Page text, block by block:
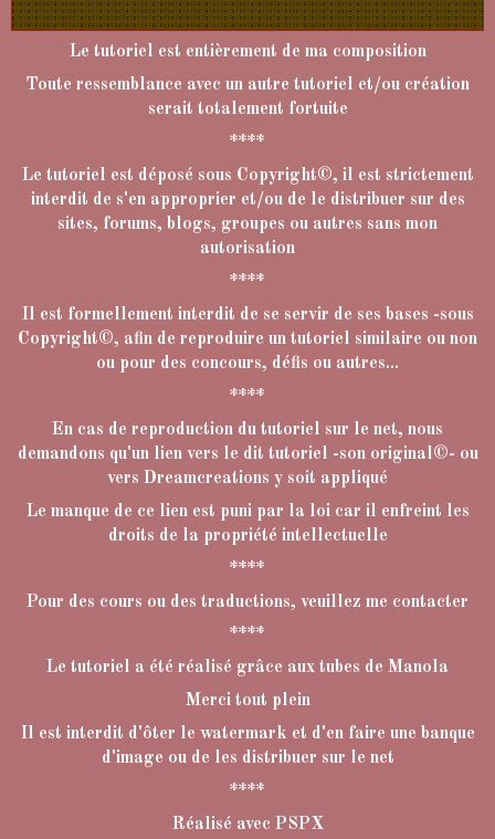
Le tutoriel est entièrement de ma composition
Toute ressemblance avec un autre tutoriel et/ou création
serait totalement fortuite
****
Le tutoriel est déposé sous Copyright©, il est strictement
interdit de s'en approprier et/ou de le distribuer sur des
sites, forums, blogs, groupes ou autres sans mon
autorisation
****
Il est formellement interdit de se servir de ses bases -sous
Copyright©, afin de reproduire un tutoriel similaire ou non
ou pour des concours, défis ou autres...
****
En cas de reproduction du tutoriel sur le net, nous
demandons qu'un lien vers le dit tutoriel -son original©- ou
vers Dreamcreations y soit appliqué
Le manque de ce lien est puni par la loi car il enfreint les
droits de la propriété intellectuelle
****
Pour des cours ou des traductions, veuillez me contacter
****
Le tutoriel a été réalisé grâce aux tubes de Manola
Merci tout plein
Il est interdit d'ôter le watermark et d'en faire une banque
d'image ou de les distribuer sur le net
****
Réalisé avec PSPX